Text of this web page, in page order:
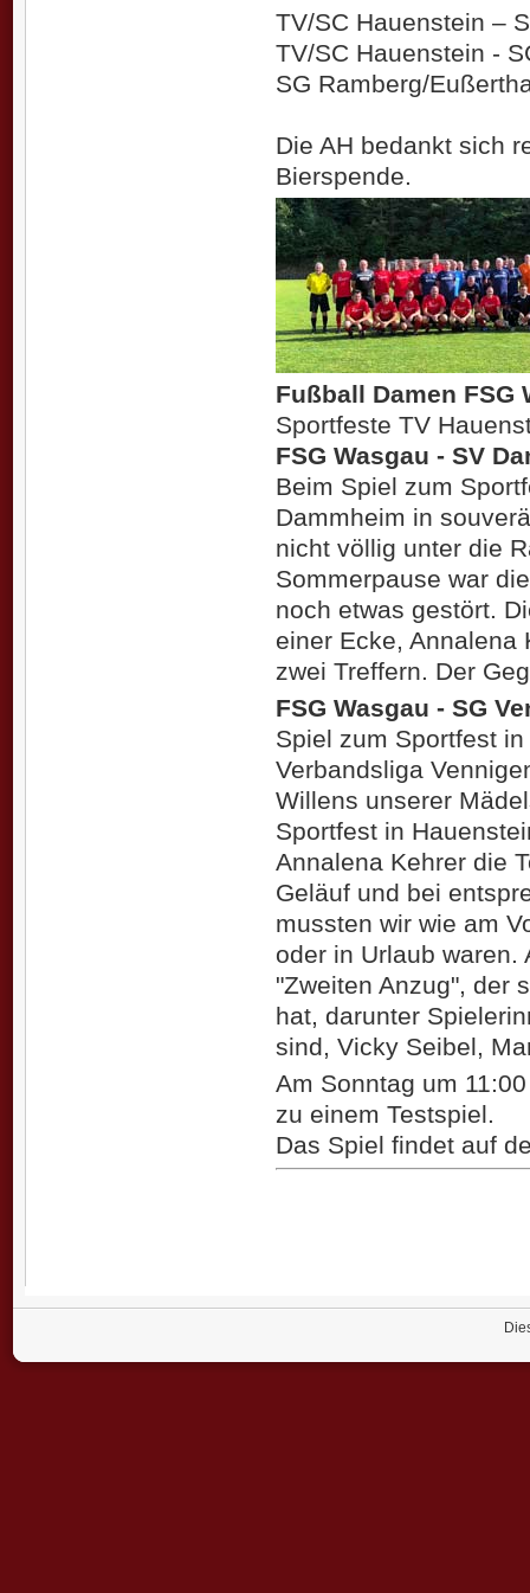
TV/SC Hauenstein –
TV/SC Hauenstein -
SG Ramberg/
Die AH bedankt sich
Bierspende.
Fußball Damen FSG
Sportfeste TV
FSG Wasgau - SV
Beim Spiel zum
Dammheim in
nicht völlig unter die
Sommerpause war
noch etwas gestört.
einer Ecke, Annalena
zwei Treffern. Der
FSG Wasgau - SG
Spiel zum Sportfest
Verbandsliga
Willens unserer
Sportfest in
Annalena Kehrer die
Geläuf und bei
mussten wir wie am
oder in Urlaub
"Zweiten Anzug", der
hat, darunter
sind, Vicky Seibel,
Am Sonntag um
zu einem Testspiel.
Das Spiel findet auf